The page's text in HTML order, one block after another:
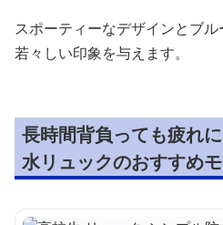
スポーティーなデザインとブ
若々しい印象を与えます。
長時間背負っても疲れ
水リュックのおすすめ